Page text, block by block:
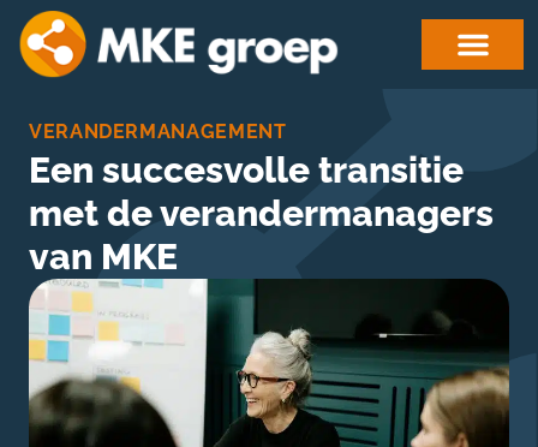
VERANDERMANAGEMENT
Een succesvolle transitie
met de verandermanagers
van MKE